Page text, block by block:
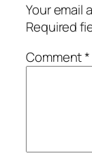
Your email
Required
Comment*